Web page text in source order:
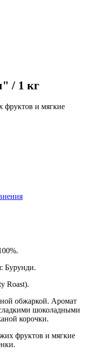
/ 1 кг
фруктов и мягкие
Бурунди.
Roast).
обжаркой. Аромат
шоколадными
корочки.
фруктов и мягкие